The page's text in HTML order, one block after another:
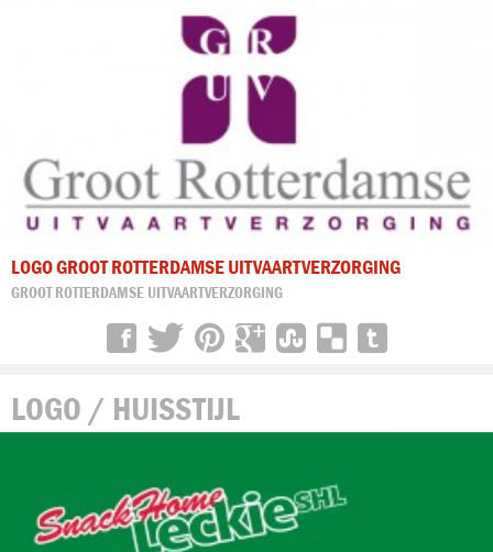
LOGO GROOT ROTTERDAMSE UITVAARTVERZORGING
GROOT ROTTERDAMSE UITVAARTVERZORGING
LOGO / HUISSTIJL